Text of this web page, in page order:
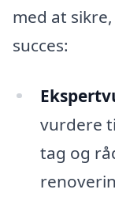
med at
succes:
vurdere
tag og